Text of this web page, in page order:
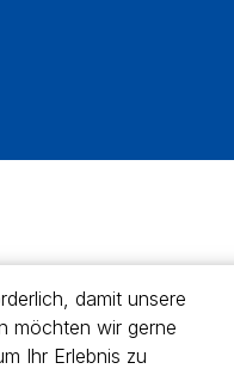
damit unsere
möchten wir gerne
Ihr Erlebnis zu